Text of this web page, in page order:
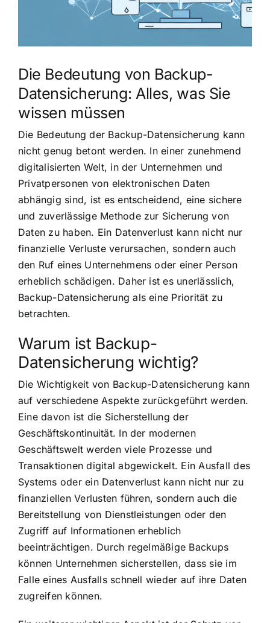
Die Bedeutung von Backup-
Datensicherung: Alles, was Sie
wissen müssen
Die Bedeutung der Backup-Datensicherung kann
nicht genug betont werden. In einer zunehmend
digitalisierten Welt, in der Unternehmen und
Privatpersonen von elektronischen Daten
abhängig sind, ist es entscheidend, eine sichere
und zuverlässige Methode zur Sicherung von
Daten zu haben. Ein Datenverlust kann nicht nur
finanzielle Verluste verursachen, sondern auch
den Ruf eines Unternehmens oder einer Person
erheblich schädigen. Daher ist es unerlässlich,
Backup-Datensicherung als eine Priorität zu
betrachten.
Warum ist Backup-
Datensicherung wichtig?
Die Wichtigkeit von Backup-Datensicherung kann
auf verschiedene Aspekte zurückgeführt werden.
Eine davon ist die Sicherstellung der
Geschäftskontinuität. In der modernen
Geschäftswelt werden viele Prozesse und
Transaktionen digital abgewickelt. Ein Ausfall des
Systems oder ein Datenverlust kann nicht nur zu
finanziellen Verlusten führen, sondern auch die
Bereitstellung von Dienstleistungen oder den
Zugriff auf Informationen erheblich
beeinträchtigen. Durch regelmäßige Backups
können Unternehmen sicherstellen, dass sie im
Falle eines Ausfalls schnell wieder auf ihre Daten
zugreifen können.